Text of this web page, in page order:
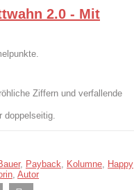
2.0 - Mit
Ziffern und verfallende
doppelseitig.
, Payback Kolumne
Happy
Autor